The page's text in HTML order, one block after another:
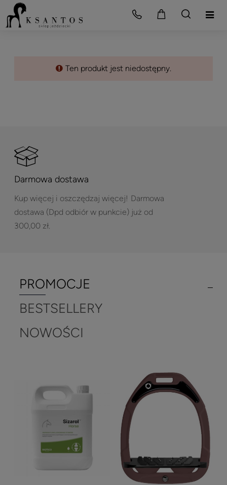
Ten produkt jest niedostępny.
Darmowa dostawa
Kup więcej i oszczędzaj więcej! Darmowa
dostawa (Dpd odbiór w punkcie) już od
300,00 zł.
PROMOCJE
NOWOŚCI
BESTSELLERY